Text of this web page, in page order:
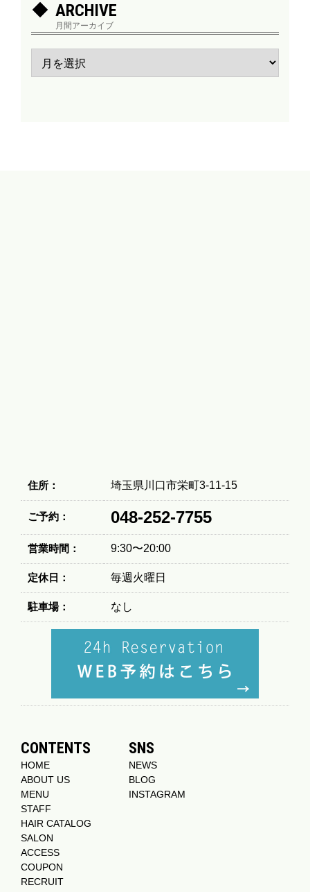
ARCHIVE
月間アーカイブ
住所： 埼玉県川口市栄町3-11-15
ご予約： 048-252-7755
営業時間： 9:30〜20:00
定休日： 毎週火曜日
駐車場： なし
CONTENTS
HOME
ABOUT US
MENU
STAFF
HAIR CATALOG
SALON
ACCESS
COUPON
RECRUIT
SNS
NEWS
BLOG
INSTAGRAM